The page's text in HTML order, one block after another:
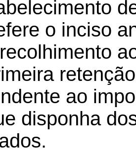
o inciso
ao
disponha